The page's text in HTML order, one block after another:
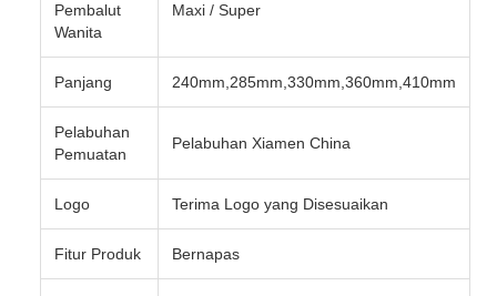
Pembalut
Wanita
Maxi / Super
Panjang 240mm,285mm,330mm,360mm,410mm
Pelabuhan
Pemuatan
Pelabuhan Xiamen China
Logo Terima Logo yang Disesuaikan
Fitur Produk Bernapas